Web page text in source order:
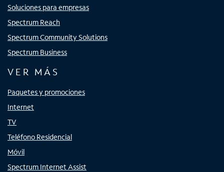
Soluciones para empresas
Spectrum Reach
Spectrum Community Solutions
Spectrum Business
VER MÁS
Paquetes y promociones
Internet
TV
Teléfono Residencial
Móvil
Spectrum Internet Assist